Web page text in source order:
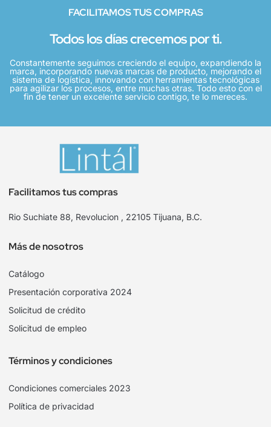
FACILITAMOS TUS COMPRAS
Todos los días crecemos por ti.
Constantemente seguimos creciendo el equipo, expandiendo la
marca, incorporando nuevas marcas de producto, mejorando el
sistema de logística, innovando con herramientas tecnológicas
para agilizar los procesos, entre muchas otras. Todo esto con el
fin de tener un excelente servicio contigo, te lo mereces.
Facilitamos tus compras
Rio Suchiate 88, Revolucion , 22105 Tijuana, B.C.
Más de nosotros
Catálogo
Presentación corporativa 2024
Solicitud de crédito
Solicitud de empleo
Términos y condiciones
Condiciones comerciales 2023
Política de privacidad